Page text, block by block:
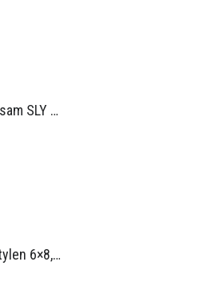
Sekator Lisam SLY / przedłużki 0,5m 1m (Włochy)
Wąż polietylen 6×8, Ref.0120.0203